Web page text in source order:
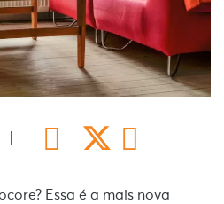
Essa é a mais nova